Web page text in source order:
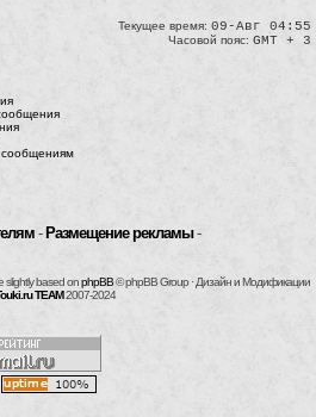
Текущее время: 09-Авг 04:55
Часовой пояс: GMT + 3
сообщениям
- Размещение рекламы-
slightly based onphpBB© phpBB Group · Дизайн и Модификации
TEAM2007-2024